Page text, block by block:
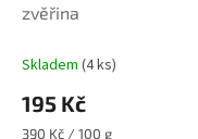
zvěřina
Skladem (4 ks)
195 Kč
Měrná
390 Kč / 100 g